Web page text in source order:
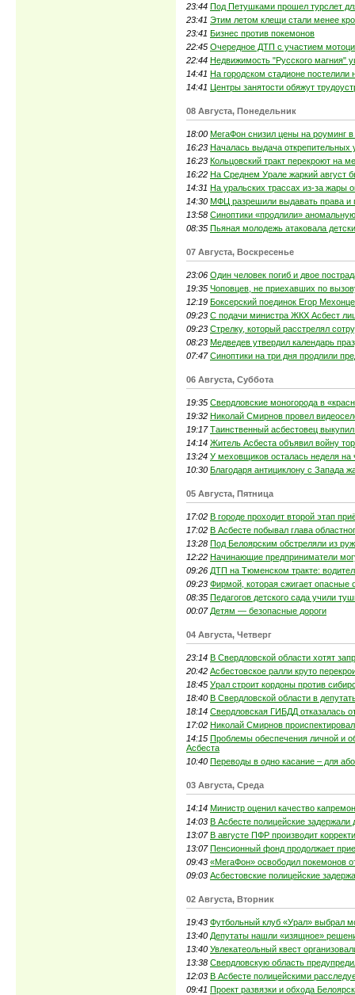
23:44 Под Петушками прошел турслет
23:41 Этим летом клещи стали менее
23:41 Бизнес против покемонов
22:45 Очередное ДТП с участием
22:44 Недвижимость "Русского магния"
14:41 На городском стадионе постелили
14:41 Центры занятости обяжут
08 Августа, Понедельник
18:00 МегаФон снизил цены на роуминг
16:23 Началась выдача открепительных
16:23 Кольцовский тракт перекроют на
16:22 На Среднем Урале жаркий август
14:31 На уральских трассах из-за жары
14:30 МФЦ разрешили выдавать права и
13:58 Синоптики «продлили»
08:35 Пьяная молодежь атаковала
07 Августа, Воскресенье
23:06 Один человек погиб и двое
19:35 Чоповцев, не приехавших по
12:19 Боксерский поединок Егор
09:23 С подачи министра ЖКХ Асбест
09:23 Стрелку, который расстрелял
08:23 Медведев утвердил календарь
07:47 Синоптики на три дня продлили
06 Августа, Суббота
19:35 Свердловские моногорода в
19:32 Николай Смирнов провел
19:17 Таинственный асбестовец
14:14 Житель Асбеста объявил войну
13:24 У меховщиков осталась неделя на
10:30 Благодаря антициклону с Запада
05 Августа, Пятница
17:02 В городе проходит второй этап
17:02 В Асбесте побывал глава
13:28 Под Белоярским обстреляли из
12:22 Начинающие предприниматели
09:26 ДТП на Тюменском тракте:
09:23 Фирмой, которая сжигает опасные
08:35 Педагогов детского сада учили
00:07 Детям — безопасные дороги
04 Августа, Четверг
23:14 В Свердловской области хотят
20:42 Асбестовское ралли круто
18:45 Урал строит кордоны против
18:40 В Свердловской области в
18:14 Свердловская ГИБДД отказалась
17:02 Николай Смирнов
14:15 Проблемы обеспечения личной и
Асбеста
10:40 Переводы в одно касание ­– для
03 Августа, Среда
14:14 Министр оценил качество
14:03 В Асбесте полицейские
13:07 В августе ПФР производит
13:07 Пенсионный фонд продолжает
09:43 «МегаФон» освободил покемонов
09:03 Асбестовские полицейские
02 Августа, Вторник
19:43 Футбольный клуб «Урал» выбрал
13:40 Депутаты нашли «изящное»
13:40 Увлекатеольный квест
13:38 Свердловскую область
12:03 В Асбесте полицейскими
09:41 Проект развязки и обхода